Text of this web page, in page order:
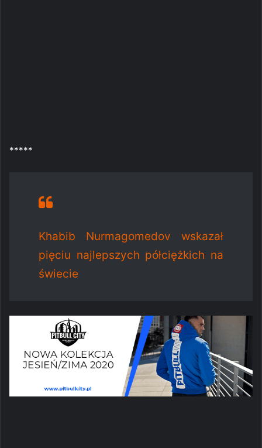
*****
Khabib Nurmagomedov wskazał
pięciu najlepszych półciężkich na
świecie